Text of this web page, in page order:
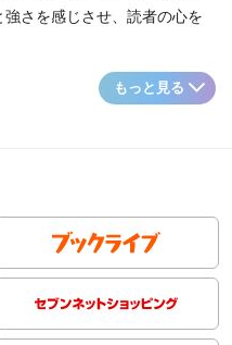
さを感じさせ、読者の心を
もっと見る